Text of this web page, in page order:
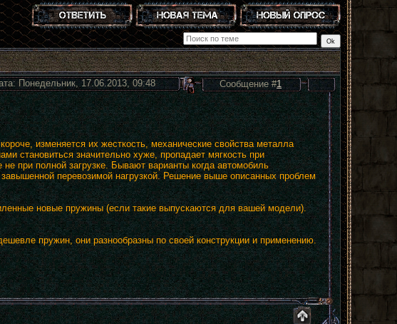
Понедельник, 17.06.2013, 09:48 Сообщение #1
изменяется их жесткость, механические свойства металла
становиться значительно хуже, пропадает мягкость при
при полной загрузке. Бывают варианты когда автомобиль
перевозимой нагрузкой. Решение выше описанных проблем
новые пружины (если такие выпускаются для вашей модели).
пружин, они разнообразны по своей конструкции и применению.